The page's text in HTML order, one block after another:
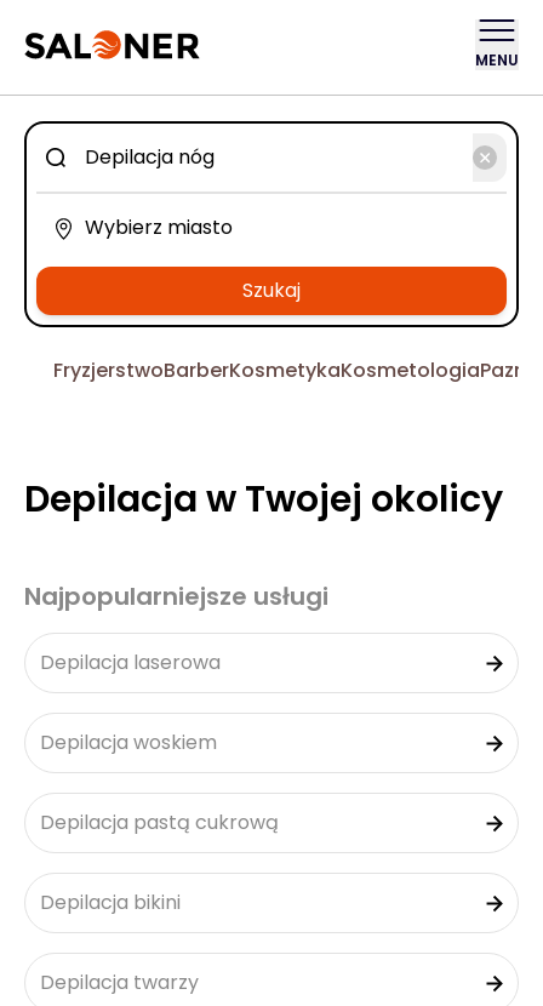
MENU
Szukaj
FryzjerstwoBarberKosmetykaKosmetologia
Depilacja w Twojej okolicy
Najpopularniejsze usługi
Depilacja laserowa
Depilacja woskiem
Depilacja pastą cukrową
Depilacja bikini
Depilacja twarzy